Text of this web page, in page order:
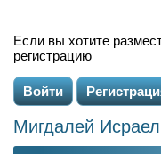
Если вы хотите
регистрацию
Войти
Мигдалей